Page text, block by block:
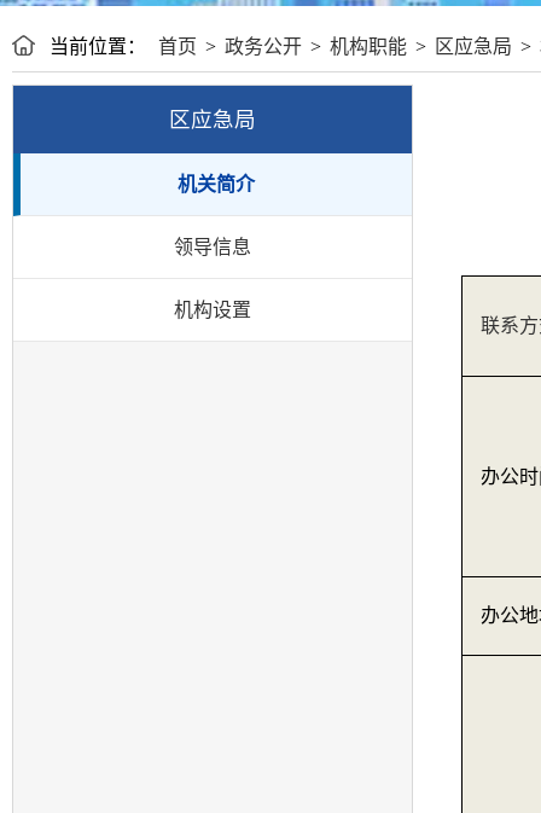
当前位置： 首页 > 政务公开 > 机构职能 > 区应急局 >
区应急局
机关简介
领导信息
机构设置
联系
办公
办公